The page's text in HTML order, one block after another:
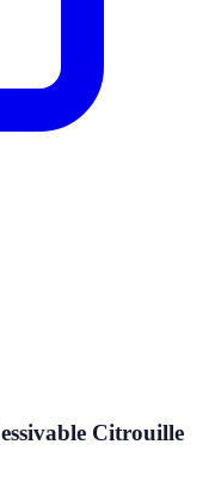
Citrouille